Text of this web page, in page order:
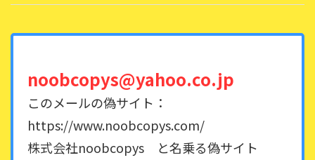
noobcopys@yahoo.co.jp
このメールの偽サイト：
https://www.noobcopys.com/
株式会社noobcopys と名乗る偽サイト